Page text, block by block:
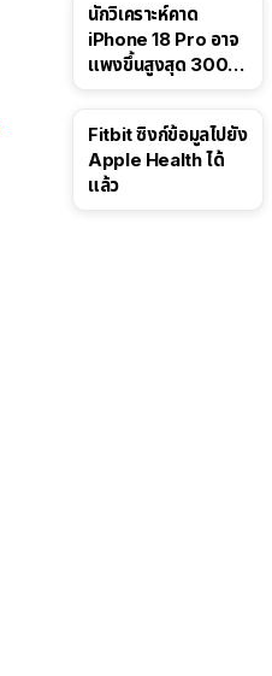
นักวิเคราะห์คาด
iPhone 18 Pro อาจ
แพงขึ้นสูงสุด 300
Fitbit ซิงก์ข้อมูลไปยัง
Apple Health ได้
แล้ว